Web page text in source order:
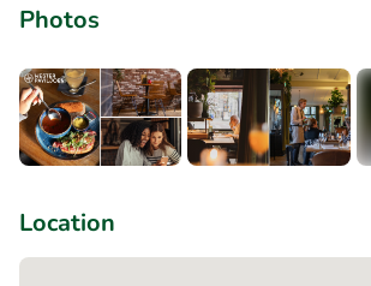
Photos
Location